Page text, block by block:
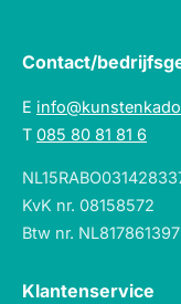
Contact/
E
T 085 80 81 81 6
KvK nr. 08158572
Btw nr.
Klantenservice